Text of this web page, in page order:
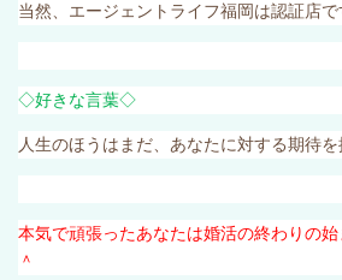
当然、エージェントライフ福岡は認証店で
◇好き な言葉◇
人生のほうはまだ、あなたに対する期待
本気で頑張ったあなたは婚活の終わりの始
＾